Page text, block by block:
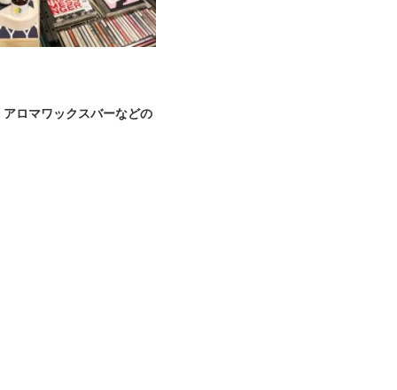
ロマワックスバーなどの